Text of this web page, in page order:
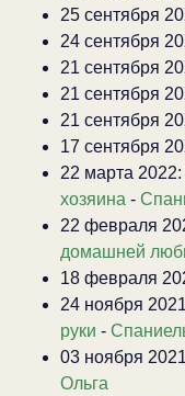
25 сентября
24 сентября
21 сентября
21 сентября
21 сентября
17 сентября
22 марта 2022:
хозяина -
22 февраля
домашней
18 февраля
24 ноября
руки -
03 ноября
Ольга